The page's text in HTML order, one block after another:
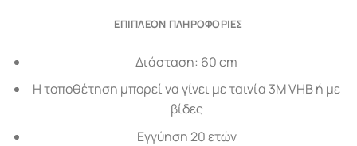
ΕΠΙΠΛΈΟΝ ΠΛΗΡΟΦΟΡΊΕΣ
Διάσταση: 60 cm
Η τοποθέτηση μπορεί να γίνει με ταινία 3Μ VHB ή με
βίδες
Εγγύηση 20 ετών